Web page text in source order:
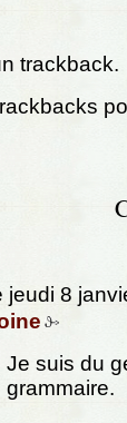
trackback.
jeudi 8
Je suis du
grammaire.